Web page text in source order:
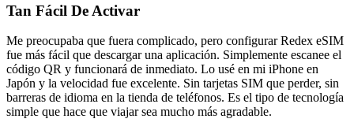
Tan Fácil De Activar
Me preocupaba que fuera complicado, pero configurar Redex eSIM
fue más fácil que descargar una aplicación. Simplemente escanee el
código QR y funcionará de inmediato. Lo usé en mi iPhone en
Japón y la velocidad fue excelente. Sin tarjetas SIM que perder, sin
barreras de idioma en la tienda de teléfonos. Es el tipo de tecnología
simple que hace que viajar sea mucho más agradable.